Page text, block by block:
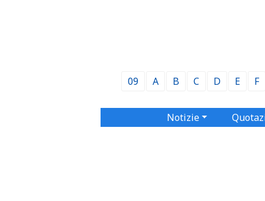
09 A B C D E F
Notizie